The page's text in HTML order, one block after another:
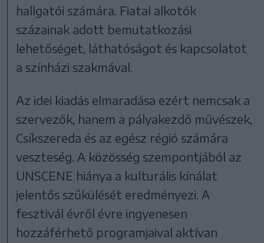
hallgatói számára. Fiatal alkotók
százainak adott bemutatkozási
lehetőséget, láthatóságot és kapcsolatot
a színházi szakmával.
Az idei kiadás elmaradása ezért nemcsak a
szervezők, hanem a pályakezdő művészek,
Csíkszereda és az egész régió számára
veszteség. A közösség szempontjából az
UNSCENE hiánya a kulturális kínálat
jelentős szűkülését eredményezi. A
fesztivál évről évre ingyenesen
hozzáférhető programjaival aktívan